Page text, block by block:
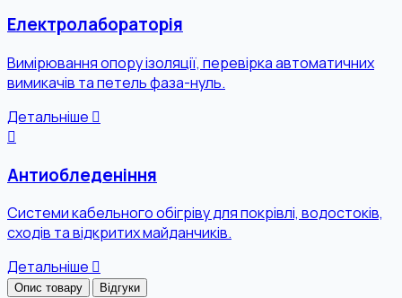
Електролабораторія
Вимірювання опору ізоляції, перевірка автоматичних
вимикачів та петель фаза-нуль.
Детальніше
Антиобледеніння
Системи кабельного обігріву для покрівлі, водостоків,
сходів та відкритих майданчиків.
Детальніше
Опис товару Відгуки